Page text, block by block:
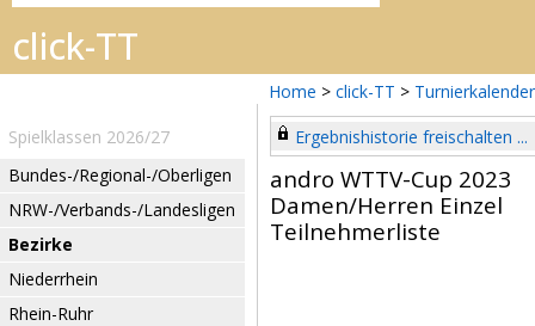
Home > click-TT > Turnierkalender
Spielklassen 2026/27
Bundes-/Regional-/Oberligen
NRW-/Verbands-/Landesligen
Bezirke
Niederrhein
Rhein-Ruhr
Ergebnishistorie freischalten ...
andro WTTV-Cup 2023
Damen/Herren Einzel
Teilnehmerliste